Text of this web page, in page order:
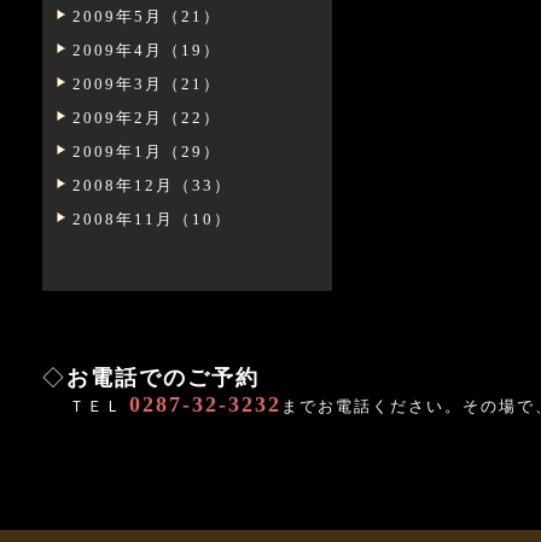
2009年5月（21）
2009年4月（19）
2009年3月（21）
2009年2月（22）
2009年1月（29）
2008年12月（33）
2008年11月（10）
◇お電話でのご予約
ＴＥＬ 0287-32-3232 までお電話ください。その場